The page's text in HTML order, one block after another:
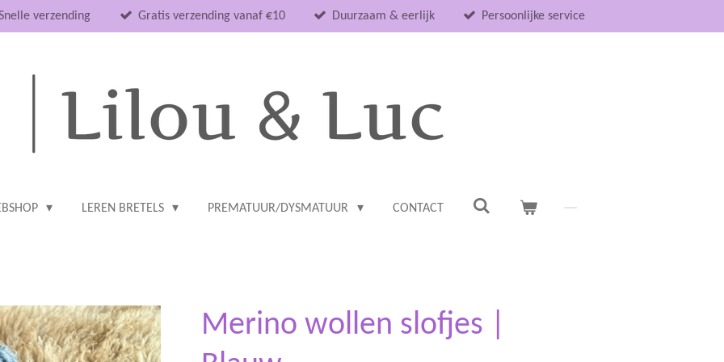
verzending Gratis verzending vanaf €10 Duurzaam & eerlijk Persoonlijke service
LEREN BRETELS PREMATUUR/DYSMATUUR CONTACT
Merino wollen slofjes |